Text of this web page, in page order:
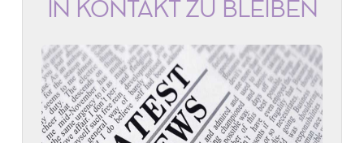
IN KONTAKT ZU BLEIBEN